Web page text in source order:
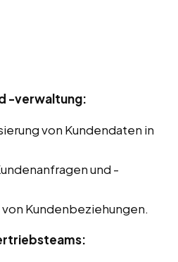
-verwaltung:
von Kundendaten in
und -
Kundenbeziehungen.